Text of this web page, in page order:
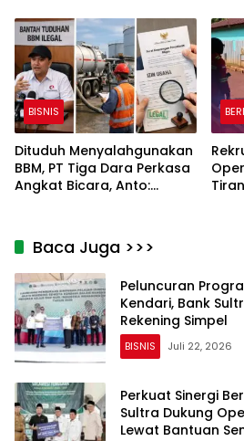
66
BISNIS
Dituduh Menyalahgunakan
BBM, PT Tiga Dara Perkasa
Angkat Bicara, Anto:
Baca Juga >>>
Peluncuran
Kendari, Bank
Rekening Simpel
BISNIS Juli 22, 2026
Perkuat Sinergi
Sultra Dukung
Lewat Bantuan